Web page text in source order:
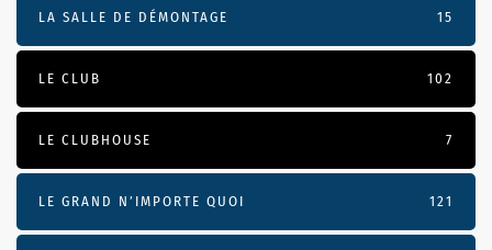
LA SALLE DE DÉMONTAGE 15
LE CLUB 102
LE CLUBHOUSE 7
LE GRAND N’IMPORTE QUOI 121